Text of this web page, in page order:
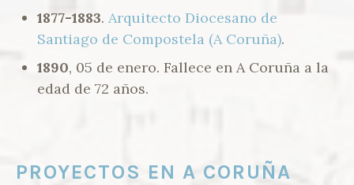
1877-1883. Arquitecto Diocesano de
Santiago de Compostela (A Coruña).
1890, 05 de enero. Fallece en A Coruña a la
edad de 72 años.
PROYECTOS EN A CORUÑA